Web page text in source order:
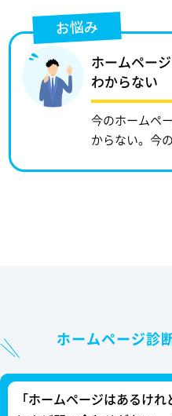
お悩み
ホームペー
わからない
今のホームペ
からない。今
ホームページ診
「ホームページはあるけれ